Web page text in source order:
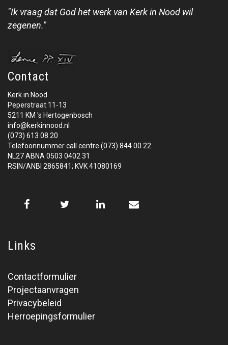
"Ik vraag dat God het werk van Kerk in Nood wil
zegenen."
Contact
Kerk in Nood
Peperstraat 11-13
5211 KM 's Hertogenbosch
info@kerkinnood.nl
(073) 613 08 20
Telefoonnummer call centre (073) 844 00 22
NL27 ABNA 0503 0402 31
RSIN/ANBI 2865841; KVK 41080169
Links
Contactformulier
Projectaanvragen
Privacybeleid
Herroepingsformulier